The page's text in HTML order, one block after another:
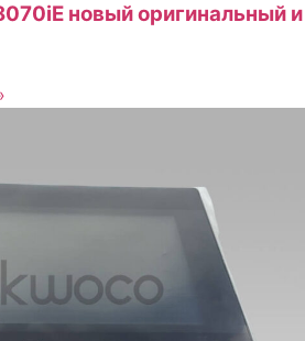
новый оригинальный и